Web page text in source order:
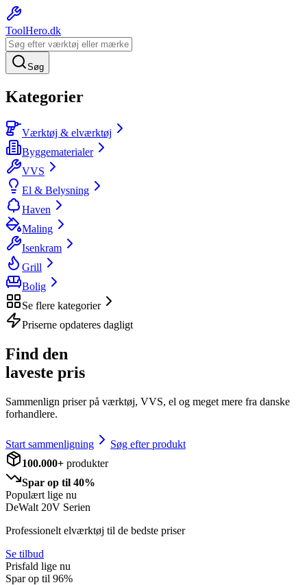
ToolHero.dk
Søg
Kategorier
Værktøj & elværktøj
Byggematerialer
VVS
El & Belysning
Haven
Maling
Isenkram
Grill
Bolig
Se flere kategorier
Priserne opdateres dagligt
Find den
laveste pris
Sammenlign priser på værktøj, VVS, el og meget mere fra danske
forhandlere.
Start sammenligning
Søg efter produkt
100.000+ produkter
Spar op til 40%
Populært lige nu
DeWalt 20V Serien
Professionelt elværktøj til de bedste priser
Se tilbud
Prisfald lige nu
Spar op til 96%